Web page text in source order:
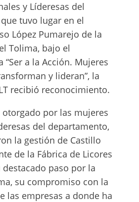
y Líderesas del
tuvo lugar en el
López Pumarejo de la
Tolima, bajo el
a la Acción. Mujeres
y lideran”, la
recibió reconocimiento.
otorgado por las mujeres
del departamento,
la gestión de Castillo
de la Fábrica de Licores
paso por la
su compromiso con la
las empresas a donde ha